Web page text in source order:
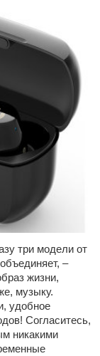
три модели от
–
жизни,
музыку.
удобное
Согласитесь,
никакими